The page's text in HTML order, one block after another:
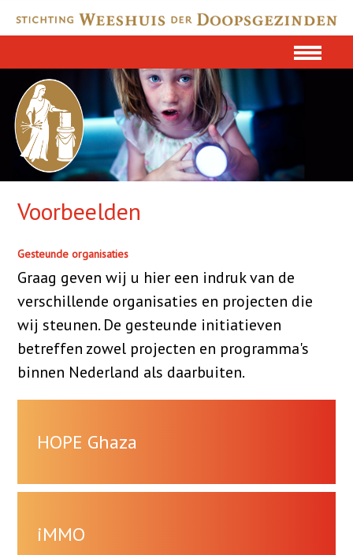
Voorbeelden
Gesteunde organisaties
Graag geven wij u hier een indruk van de
verschillende organisaties en projecten die
wij steunen. De gesteunde initiatieven
betreffen zowel projecten en programma's
binnen Nederland als daarbuiten.
HOPE Ghaza
iMMO